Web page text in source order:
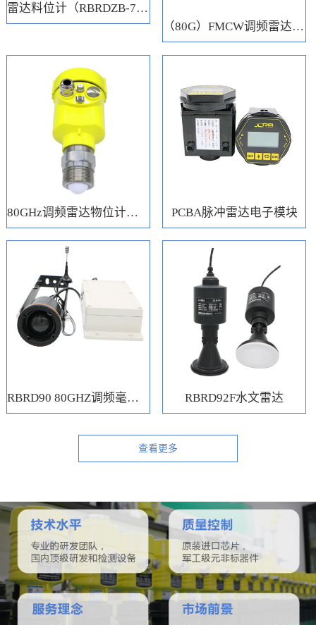
雷达料位计（RBRDZB-71-6-C）
（80G）FMCW调频雷达电子模块
80GHz调频雷达物位计（RBRD71） PCBA脉冲雷达电子模块
RBRD90 80GHZ调频毫米波水位计 RBRD92F水文雷达
查看更多